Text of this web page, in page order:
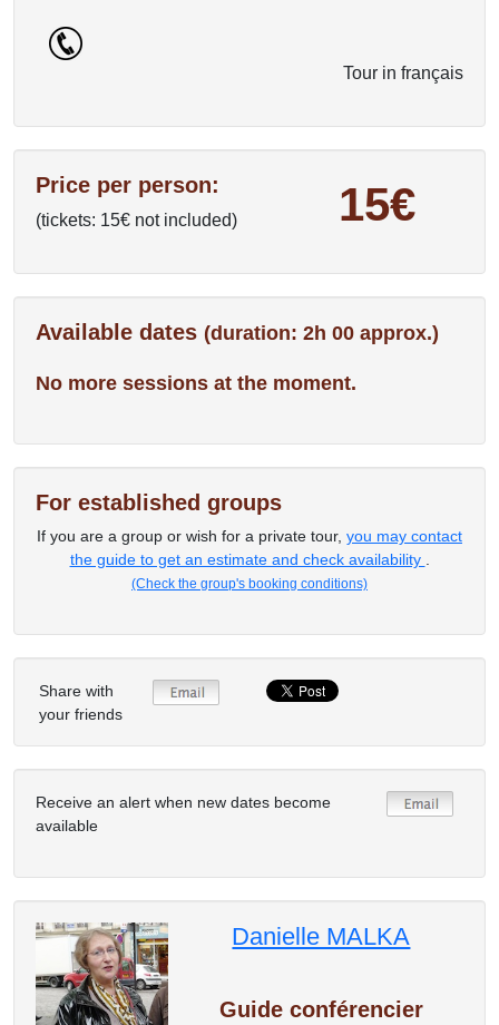
Tour in français
Price per person:
(tickets: 15€ not included) 15€
Available dates (duration: 2h 00 approx.)
No more sessions at the moment.
For established groups
If you are a group or wish for a private tour, you may contact
the guide to get an estimate and check availability
(Check the group's booking conditions)
Share with
your friends
Receive an alert when new dates become
available
Danielle MALKA
Guide conférencier